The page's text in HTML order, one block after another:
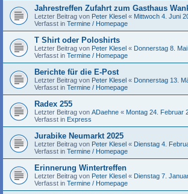
Jahrestreffen Zufahrt zum Gasthaus
Letzter Beitrag von Peter Klesel « Mittwoch 4. Juni
Verfasst in Termine / Homepage
T Shirt oder Poloshirts
Letzter Beitrag von Peter Klesel « Donnerstag 8.
Verfasst in Termine / Homepage
Berichte für die E-Post
Letzter Beitrag von Peter Klesel « Donnerstag 13.
Verfasst in Termine / Homepage
Radex 255
Letzter Beitrag von ADaehne « Montag 24. Februar
Verfasst in Express
Jurabike Neumarkt 2025
Letzter Beitrag von Peter Klesel « Dienstag 4.
Verfasst in Termine / Homepage
Erinnerung Wintertreffen
Letzter Beitrag von Peter Klesel « Dienstag 7.
Verfasst in Termine / Homepage